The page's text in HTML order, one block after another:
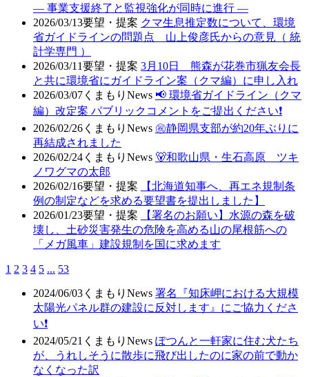
― 事業支援終了と監視強化が同時に進行 ―
2026/03/13要望・提案 クマ生息推定数について、環境
省ガイドラインの問題点 山上俊彦氏からの意見（ 統
計学専門 ）
2026/03/11要望・提案 3月10日 熊森が花巻市猟友会長
と共に環境省にガイドライン案（クマ編）に申し入れ
2026/03/07 くまもりNews 📢 環境省ガイドライン（クマ
編）改定案 パブリックコメントをご提出ください❗
2026/02/26 くまもりNews ㊗️静岡県支部が約20年ぶりに
再結成されました
2026/02/24 くまもりNews 🐻和歌山県・生石高原 ツキ
ノワグマの太郎
2026/02/16要望・提案
【北海道知事へ、再エネ規制条
例の制定などを求める要望書を提出しました】
2026/01/23要望・提案
【署名のお願い】水源の森を破
壊し、土砂災害発生の危険を高める山の尾根筋への
「メガ風車」建設規制を国に求めます
1 2 3 4 5 ... 53
2024/06/03 くまもりNews 署名『知床岬における大規模
太陽光パネル群の建設に反対します』にご協力くださ
い❗
2024/05/21 くまもりNews ぽつんと一軒家に住む犬たち
が、うれしそうに散歩に飛び出したのに家の前で動か
なくなった訳